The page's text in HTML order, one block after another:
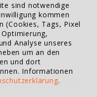
Zollernalb
sind notwendige
kommen
(Cookies, Tags, Pixel
Analyse unseres
um an den
und dort
Informationen
.